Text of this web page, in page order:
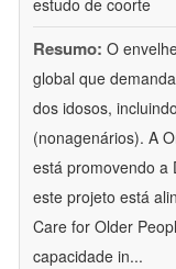
estudo de coorte
Resumo: O
global que
dos idosos,
(nonagenários). A
está promovendo a
este projeto está
Care for Older
capacidade in...